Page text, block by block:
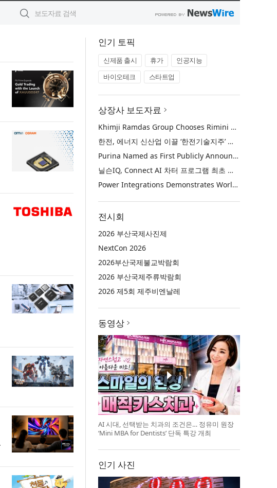
인기 토픽
신제품 출시 휴가
인공지능
바이오테크
스타트업
상장사 보도자료
Khimji Ramdas Group Chooses Rimini Street to Reduce SAP Support Costs, Protect 700+ Customizations and Reinvest Savings in Innovation
한전, 에너지 신산업 이끌 ‘한전기술지주’ 공식 출범
Purina Named as First Publicly Announced NIQ ConnectAI Charter Client
닐슨IQ, Connect AI 차터 프로그램 최초 고객사 ‘퓨리나’ 선정
Power Integrations Demonstrates World’s First 2200 V GaN Technology for Next-Era High-Voltage Power Systems
전시회
2026 부산국제사진제
NextCon 2026
2026부산국제불교박람회
2026 부산국제주류박람회
2026 제5회 제주비엔날레
동영상
AI 시대, 선택받는 치과의 조건은… 정유미 원장
‘Mini MBA for Dentists’ 단독 특강 개최
인기 사진